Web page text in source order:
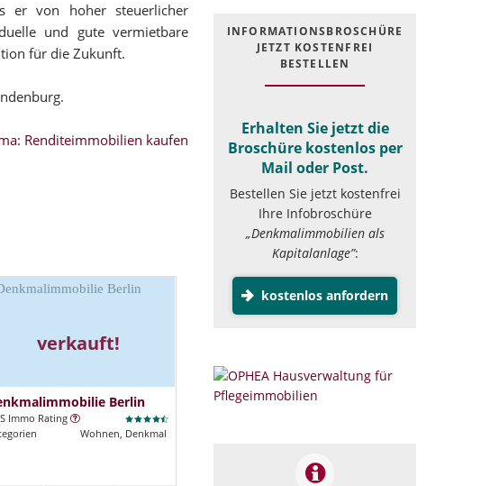
er von hoher steuerlicher
und gute vermietbare
für die Zukunft.
Renditeimmobilien kaufen
verkauft!
Berlin
Immo Rating
Wohnen, Denkmal
INFOR­MATIONS­BROSCHÜRE
JETZT KOSTEN­FREI
BESTELLEN
Erhalten Sie jetzt die
Broschüre kostenlos per
Mail oder Post.
Bestellen Sie jetzt kostenfrei
Ihre Infobroschüre
„Denkmalimmobilien als
Kapitalanlage”:
kostenlos anfordern